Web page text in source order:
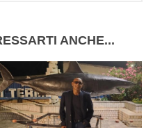
ANCHE...